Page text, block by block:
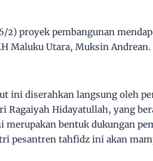
proyek pembangunan
Maluku Utara, Muksin Andrean.
ini diserahkan langsung oleh
Ragaiyah Hidayatullah, yang
merupakan bentuk dukungan
pesantren tahfidz ini akan